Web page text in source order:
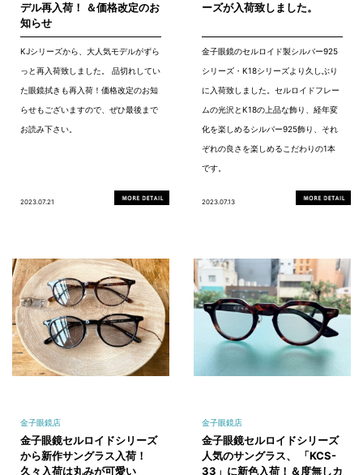
デル再入荷！ ＆価格改定のお
知らせ
KJシリーズから、大人気モデルがずら
っと再入荷致しました。 品切れしてい
た眼鏡拭きも再入荷！価格改定のお知
らせもございますので、ぜひ最後まで
お読み下さい。
2023.07.21
ーズが入荷致しました。
金子眼鏡のセルロイド製シルバー925
シリーズ・K18シリーズより久しぶり
に入荷致しました。セルロイドフレー
ムの光沢とK18の上品な飾り、経年変
化を楽しめるシルバー925飾り、それ
ぞれの良さを楽しめるこだわりの1本
です。
2023.07.13
金子眼鏡店
金子眼鏡セルロイドシリーズ
から新作サングラス入荷！
久々入荷は丸みが可愛い
金子眼鏡店
金子眼鏡セルロイドシリーズ
人気のサングラス、 「KCS-
33」に新色入荷！＆度無しカ